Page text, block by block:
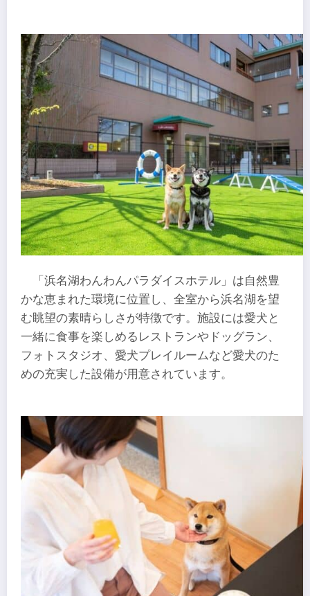
「浜名湖わんわんパラダイスホテル」は自然豊
かな恵まれた環境に位置し、全室から浜名湖を望
む眺望の素晴らしさが特徴です。施設には愛犬と
一緒に食事を楽しめるレストランやドッグラン、
フォトスタジオ、愛犬プレイルームなど愛犬のた
めの充実した設備が用意されています。